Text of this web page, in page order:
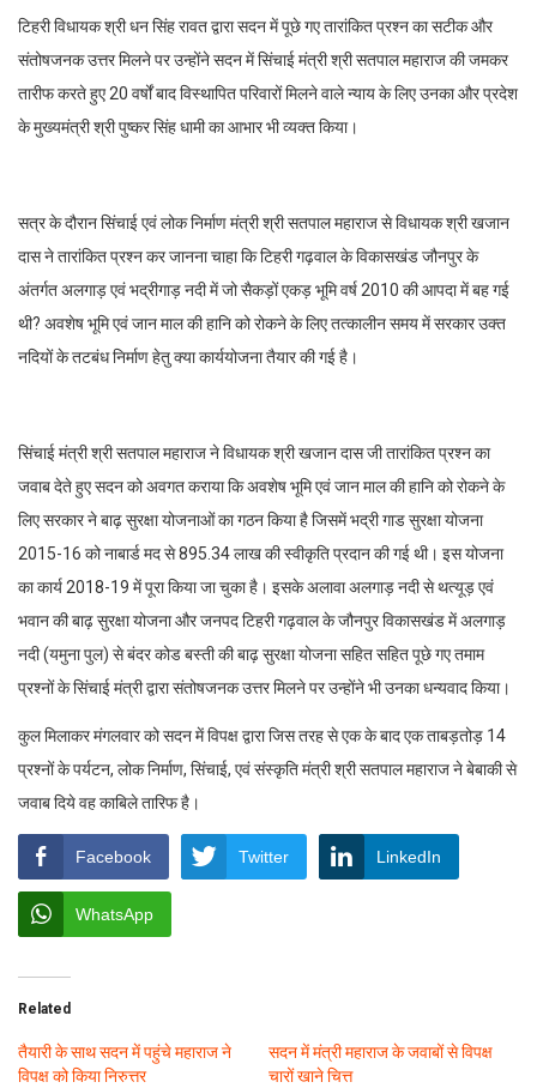
टिहरी विधायक श्री धन सिंह रावत द्वारा सदन में पूछे गए तारांकित प्रश्न का सटीक और
संतोषजनक उत्तर मिलने पर उन्होंने सदन में सिंचाई मंत्री श्री सतपाल महाराज की जमकर
तारीफ करते हुए 20 वर्षों बाद विस्थापित परिवारों मिलने वाले न्याय के लिए उनका और प्रदेश
के मुख्यमंत्री श्री पुष्कर सिंह धामी का आभार भी व्यक्त किया।
सत्र के दौरान सिंचाई एवं लोक निर्माण मंत्री श्री सतपाल महाराज से विधायक श्री खजान
दास ने तारांकित प्रश्न कर जानना चाहा कि टिहरी गढ़वाल के विकासखंड जौनपुर के
अंतर्गत अलगाड़ एवं भद्रीगाड़ नदी में जो सैकड़ों एकड़ भूमि वर्ष 2010 की आपदा में बह गई
थी? अवशेष भूमि एवं जान माल की हानि को रोकने के लिए तत्कालीन समय में सरकार उक्त
नदियों के तटबंध निर्माण हेतु क्या कार्ययोजना तैयार की गई है।
सिंचाई मंत्री श्री सतपाल महाराज ने विधायक श्री खजान दास जी तारांकित प्रश्न का
जवाब देते हुए सदन को अवगत कराया कि अवशेष भूमि एवं जान माल की हानि को रोकने के
लिए सरकार ने बाढ़ सुरक्षा योजनाओं का गठन किया है जिसमें भद्री गाड सुरक्षा योजना
2015-16 को नाबार्ड मद से 895.34 लाख की स्वीकृति प्रदान की गई थी। इस योजना
का कार्य 2018-19 में पूरा किया जा चुका है। इसके अलावा अलगाड़ नदी से थत्यूड़ एवं
भवान की बाढ़ सुरक्षा योजना और जनपद टिहरी गढ़वाल के जौनपुर विकासखंड में अलगाड़
नदी (यमुना पुल) से बंदर कोड बस्ती की बाढ़ सुरक्षा योजना सहित सहित पूछे गए तमाम
प्रश्नों के सिंचाई मंत्री द्वारा संतोषजनक उत्तर मिलने पर उन्होंने भी उनका धन्यवाद किया।
कुल मिलाकर मंगलवार को सदन में विपक्ष द्वारा जिस तरह से एक के बाद एक ताबड़तोड़ 14
प्रश्नों के पर्यटन, लोक निर्माण, सिंचाई, एवं संस्कृति मंत्री श्री सतपाल महाराज ने बेबाकी से
जवाब दिये वह काबिले तारिफ है।
Facebook Twitter LinkedIn
WhatsApp
Related
तैयारी के साथ सदन में पहुंचे महाराज ने
विपक्ष को किया निरुत्तर
सदन में मंत्री महाराज के जवाबों से विपक्ष
चारों खाने चित्त